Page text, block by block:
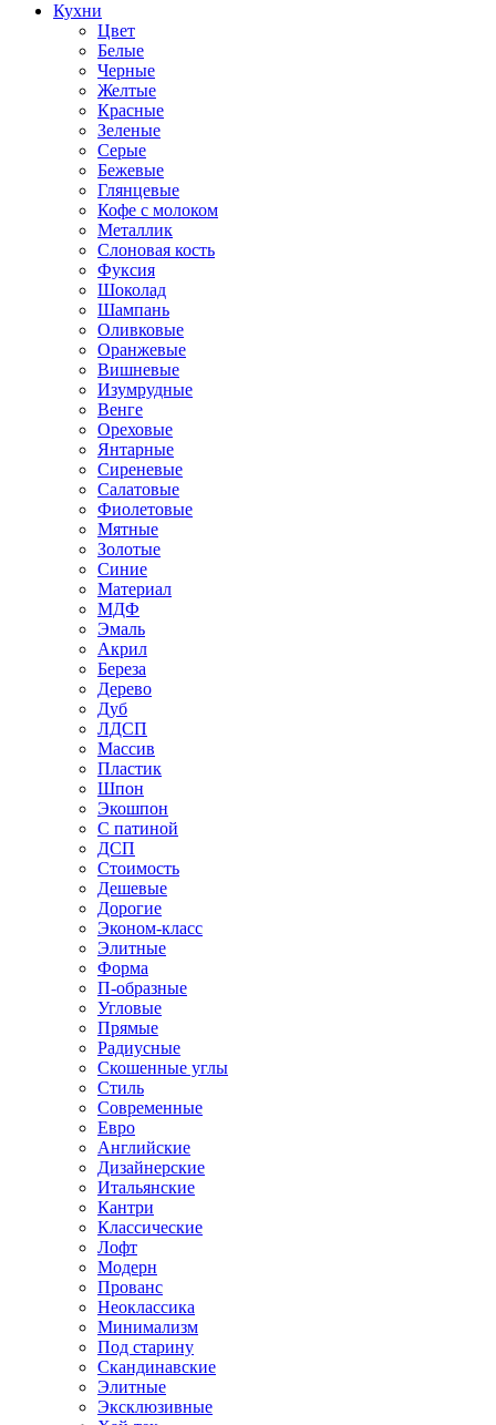
Кухни
Цвет
Белые
Черные
Желтые
Красные
Зеленые
Серые
Бежевые
Глянцевые
Кофе с молоком
Металлик
Слоновая кость
Фуксия
Шоколад
Шампань
Оливковые
Оранжевые
Вишневые
Изумрудные
Венге
Ореховые
Янтарные
Сиреневые
Салатовые
Фиолетовые
Мятные
Золотые
Синие
Материал
МДФ
Эмаль
Акрил
Береза
Дерево
Дуб
ЛДСП
Массив
Пластик
Шпон
Экошпон
С патиной
ДСП
Стоимость
Дешевые
Дорогие
Эконом-класс
Элитные
Форма
П-образные
Угловые
Прямые
Радиусные
Скошенные углы
Стиль
Современные
Евро
Английские
Дизайнерские
Итальянские
Кантри
Классические
Лофт
Модерн
Прованс
Неоклассика
Минимализм
Под старину
Скандинавские
Элитные
Эксклюзивные